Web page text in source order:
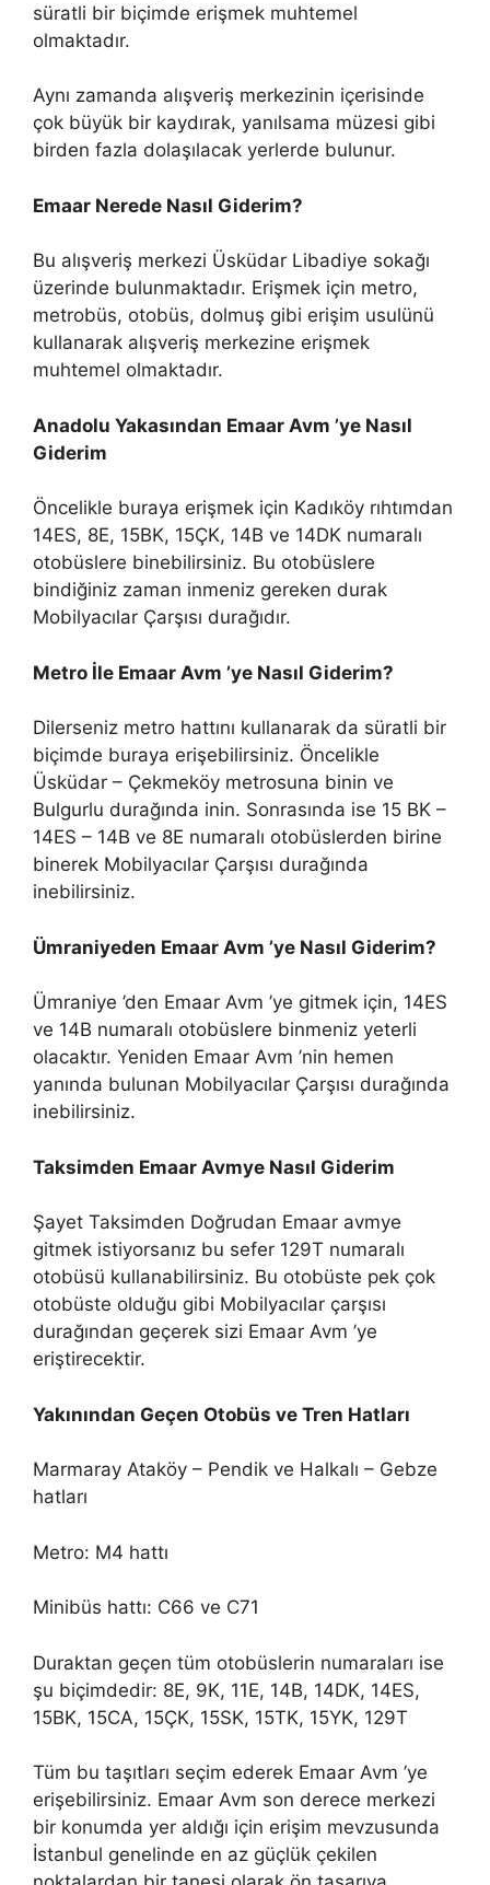
süratli bir biçimde erişmek muhtemel
olmaktadır.
Aynı zamanda alışveriş merkezinin içerisinde
çok büyük bir kaydırak, yanılsama müzesi gibi
birden fazla dolaşılacak yerlerde bulunur.
Emaar Nerede Nasıl Giderim?
Bu alışveriş merkezi Üsküdar Libadiye sokağı
üzerinde bulunmaktadır. Erişmek için metro,
metrobüs, otobüs, dolmuş gibi erişim usulünü
kullanarak alışveriş merkezine erişmek
muhtemel olmaktadır.
Anadolu Yakasından Emaar Avm ’ye Nasıl
Giderim
Öncelikle buraya erişmek için Kadıköy rıhtımdan
14ES, 8E, 15BK, 15ÇK, 14B ve 14DK numaralı
otobüslere binebilirsiniz. Bu otobüslere
bindiğiniz zaman inmeniz gereken durak
Mobilyacılar Çarşısı durağıdır.
Metro İle Emaar Avm ’ye Nasıl Giderim?
Dilerseniz metro hattını kullanarak da süratli bir
biçimde buraya erişebilirsiniz. Öncelikle
Üsküdar – Çekmeköy metrosuna binin ve
Bulgurlu durağında inin. Sonrasında ise 15 BK –
14ES – 14B ve 8E numaralı otobüslerden birine
binerek Mobilyacılar Çarşısı durağında
inebilirsiniz.
Ümraniyeden Emaar Avm ’ye Nasıl Giderim?
Ümraniye ’den Emaar Avm ’ye gitmek için, 14ES
ve 14B numaralı otobüslere binmeniz yeterli
olacaktır. Yeniden Emaar Avm ’nin hemen
yanında bulunan Mobilyacılar Çarşısı durağında
inebilirsiniz.
Taksimden Emaar Avmye Nasıl Giderim
Şayet Taksimden Doğrudan Emaar avmye
gitmek istiyorsanız bu sefer 129T numaralı
otobüsü kullanabilirsiniz. Bu otobüste pek çok
otobüste olduğu gibi Mobilyacılar çarşısı
durağından geçerek sizi Emaar Avm ’ye
eriştirecektir.
Yakınından Geçen Otobüs ve Tren Hatları
Marmaray Ataköy – Pendik ve Halkalı – Gebze
hatları
Metro: M4 hattı
Minibüs hattı: C66 ve C71
Duraktan geçen tüm otobüslerin numaraları ise
şu biçimdedir: 8E, 9K, 11E, 14B, 14DK, 14ES,
15BK, 15CA, 15ÇK, 15SK, 15TK, 15YK, 129T
Tüm bu taşıtları seçim ederek Emaar Avm ’ye
erişebilirsiniz. Emaar Avm son derece merkezi
bir konumda yer aldığı için erişim mevzusunda
İstanbul genelinde en az güçlük çekilen